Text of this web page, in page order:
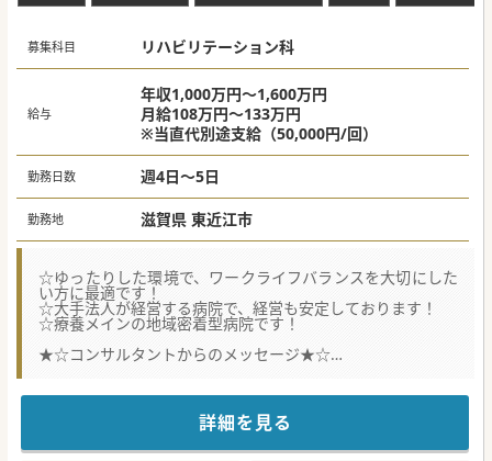
募集科目 リハビリテーション科
給与
年収1,000万円～1,600万円
月給108万円～133万円
※当直代別途支給（50,000円/回）
勤務日数 週4日～5日
勤務地 滋賀県 東近江市
☆ゆったりした環境で、ワークライフバランスを大切にした
い方に最適です！
☆大手法人が経営する病院で、経営も安定しております！
☆療養メインの地域密着型病院です！
★☆コンサルタントからのメッセージ★☆
京都からも電車で30分程度の、療養型がメインのケアミック
借り上げ社宅制度もあり、福利厚生も充実しております。
趣味や家族との時間を大切にしながら、充実した勤務をご希
望の方にオススメです♪詳細を見る